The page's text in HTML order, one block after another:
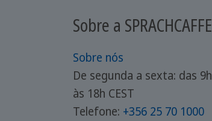
Sobre a SPRACHCAFFE
Sobre nós
De segunda a sexta: das 9h
às 18h CEST
Telefone: +356 25 70 1000